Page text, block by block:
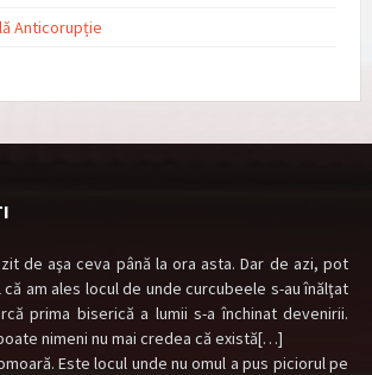
Anticorupție
de aşa ceva până la ora asta. Dar de azi, pot
am ales locul de unde curcubeele s-au înălţat
prima biserică a lumii s-a închinat devenirii.
nimeni nu mai credea că există[…]
Este locul unde nu omul a pus piciorul pe